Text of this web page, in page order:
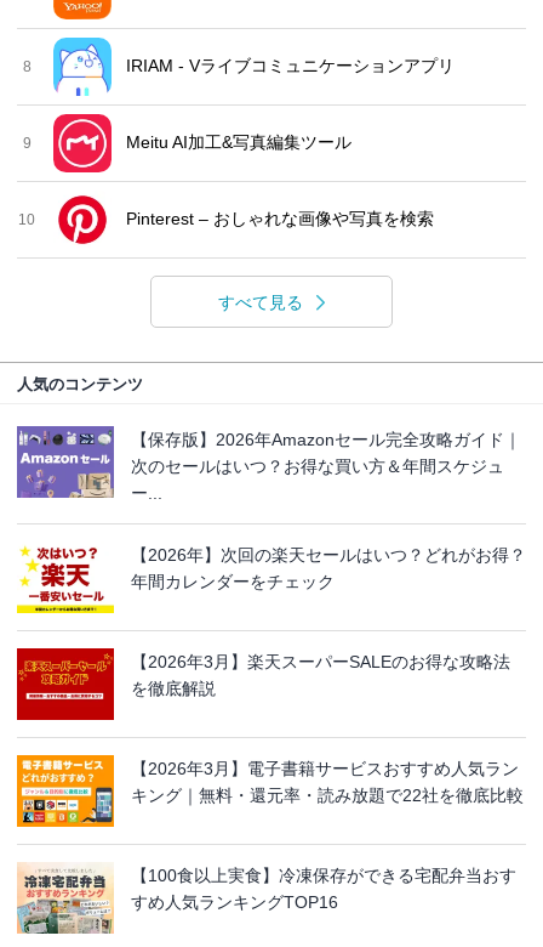
8 IRIAM - Vライブコミュニケーションアプリ
9 Meitu AI加工&写真編集ツール
10 Pinterest – おしゃれな画像や写真を検索
すべて見る
人気のコンテンツ
【保存版】2026年Amazonセール完全攻略ガイド｜
次のセールはいつ？お得な買い方＆年間スケジュ
ー...
【2026年】次回の楽天セールはいつ？どれがお得？
年間カレンダーをチェック
【2026年3月】楽天スーパーSALEのお得な攻略法
を徹底解説
【2026年3月】電子書籍サービスおすすめ人気ラン
キング｜無料・還元率・読み放題で22社を徹底比較
【100食以上実食】冷凍保存ができる宅配弁当おす
すめ人気ランキングTOP16